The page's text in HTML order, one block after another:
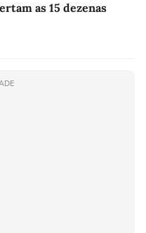
as 15 dezenas